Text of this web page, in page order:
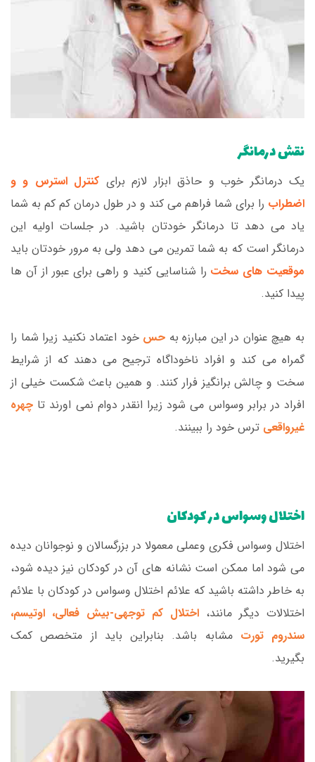
نقش درمانگر
یک درمانگر خوب و حاذق ابزار لازم برای کنترل استرس و و
اضطراب را برای شما فراهم می کند و در طول درمان کم کم به شما
یاد می دهد تا درمانگر خودتان باشید. در جلسات اولیه این
درمانگر است که به شما تمرین می دهد ولی به مرور خودتان باید
موقعیت های سخت را شناسایی کنید و راهی برای عبور از آن ها
پیدا کنید.
به هیچ عنوان در این مبارزه به حسخود اعتماد نکنید زیرا شما را
گمراه می کند و افراد ناخوداگاه ترجیح می دهند که از شرایط
سخت و چالش برانگیز فرار کنند. و همین باعث شکست خیلی از
افراد در برابر وسواس می شود زیرا انقدر دوام نمی اورند تا چهره
غیرواقعی ترس خود را ببینند.
اختلال وسواس در کودکان
اختلال وسواس فکری وعملی معمولا در بزرگسالان و نوجوانان دیده
می شود اما ممکن است نشانه های آن در کودکان نیز دیده شود،
به خاطر داشته باشید که علائم اختلال وسواس در کودکان با علائم
اختلالات دیگر مانند، اختلال کم توجهی-بیش فعالی، اوتیسم،
سندروم تورت مشابه باشد. بنابراین باید از متخصص کمک
بگیرید.